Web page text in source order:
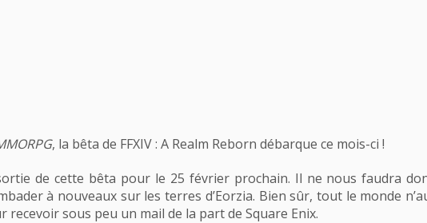
, la bêta de FFXIV : A Realm Reborn débarque ce mois-ci !
de cette bêta pour le 25 février prochain. Il ne nous faudra
à nouveaux sur les terres d’Eorzia. Bien sûr, tout le monde
recevoir sous peu un mail de la part de Square Enix.